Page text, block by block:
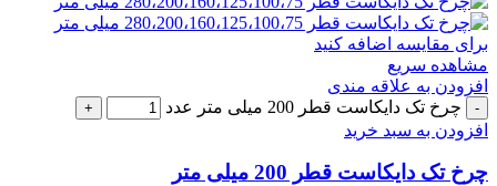
برای مقایسه اضافه کنید
مشاهده سریع
افزودن به علاقه مندی
چرخ تک دایکاست قطر 200 میلی متر عدد
افزودن به سبد خرید
چرخ تک دایکاست قطر 200 میلی متر